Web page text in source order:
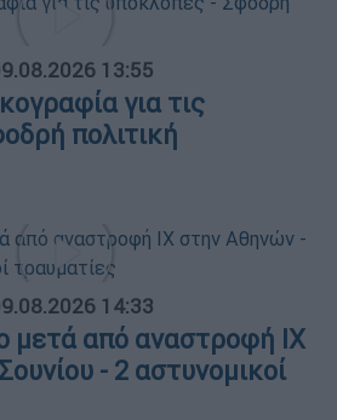
13:55
για τις
πολιτική
14:33
μετά από αναστροφή ΙΧ
- 2 αστυνομικοί